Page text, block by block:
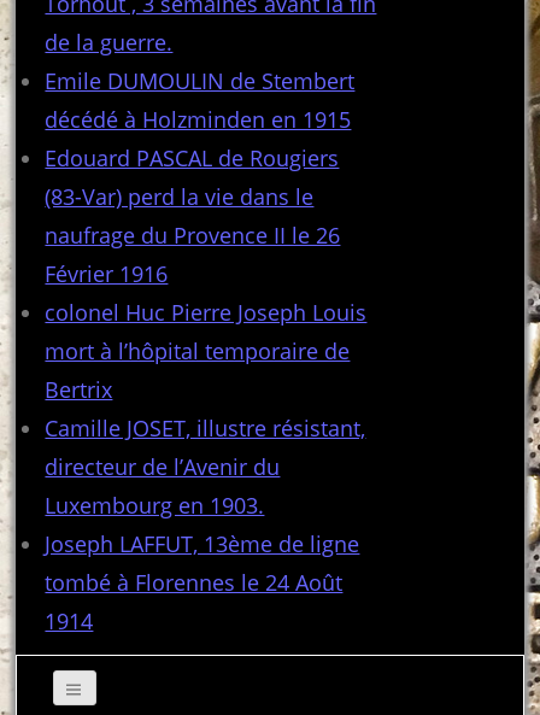
de la guerre.
Emile DUMOULIN de Stembert
décédé à Holzminden en 1915
Edouard PASCAL de Rougiers
(83-Var) perd la vie dans le
naufrage du Provence II le 26
Février 1916
colonel Huc Pierre Joseph Louis
mort à l’hôpital temporaire de
Bertrix
Camille JOSET, illustre résistant,
directeur de l’Avenir du
Luxembourg en 1903.
Joseph LAFFUT, 13ème de ligne
tombé à Florennes le 24 Août
1914